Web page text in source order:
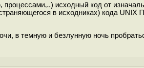
исходный код от
в исходниках) кода
в темную и безлунную ночь